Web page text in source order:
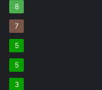
8
7
5
5
3